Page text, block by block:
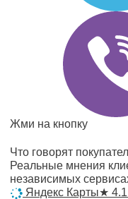
Жми на кнопку
Что говорят
Реальные мнения
независимых
Яндекс Карты★